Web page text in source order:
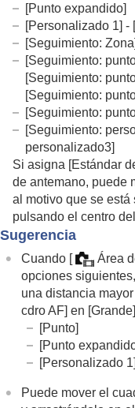
[Punto expandido]
[Personalizado 1] -
[Seguimiento: Zona]
[Seguimiento:
[Seguimiento:
[Seguimiento:
[Seguimiento:
[Seguimiento:
personalizado3]
Si asigna [Estándar
de antemano, puede
al motivo que se
pulsando el centro
Sugerencia
Cuando [ Área
opciones
una distancia
cdro AF] en [Grande]
[Punto]
[Punto
[Personalizado 1]
Puede mover el